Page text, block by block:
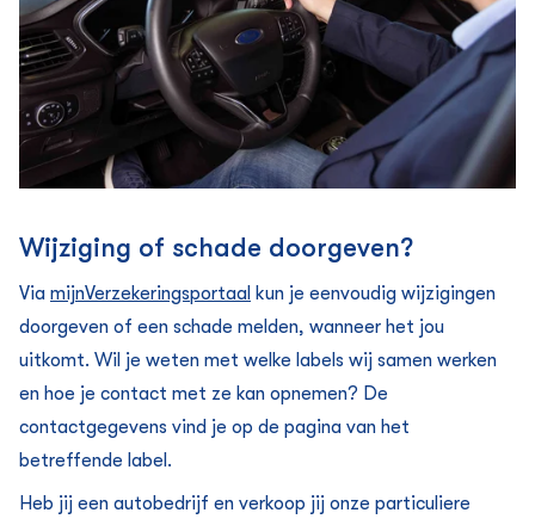
Wijziging of schade doorgeven?
Via mijnVerzekeringsportaal kun je eenvoudig wijzigingen
doorgeven of een schade melden, wanneer het jou
uitkomt. Wil je weten met welke labels wij samen werken
en hoe je contact met ze kan opnemen? De
contactgegevens vind je op de pagina van het
betreffende label.
Heb jij een autobedrijf en verkoop jij onze particuliere